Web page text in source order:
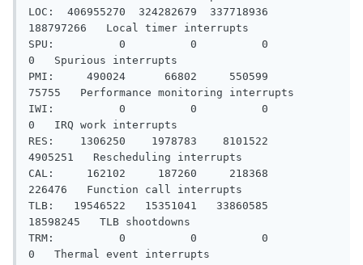
LOC:  406955270  324282679  337718936
188797266   Local timer interrupts
SPU:          0          0          0
0   Spurious interrupts
PMI:     490024      66802     550599
75755   Performance monitoring interrupts
IWI:          0          0          0
0   IRQ work interrupts
RES:    1306250    1978783    8101522
4905251   Rescheduling interrupts
CAL:     162102     187260     218368
226476   Function call interrupts
TLB:   19546522   15351041   33860585
18598245   TLB shootdowns
TRM:          0          0          0
0   Thermal event interrupts